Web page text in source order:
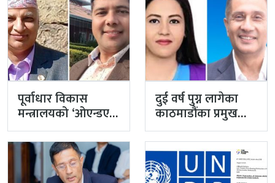
पूर्वाधार विकास
मन्त्रालयको ‘ओएन्डएम’
नटुंगिदा प्रशासनका
सहसचिवको भएन
व्यवस्थापन
दुई वर्ष पुग्न लागेका
काठमाडौंका प्रमुख
प्रशासकीय अधिकृत
गुरागाईं अवकाशमा,…